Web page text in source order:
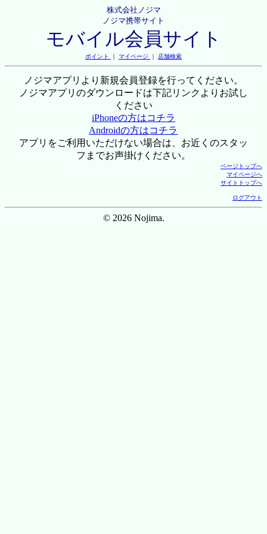
株式会社ノジマ
ノジマ携帯サイト
モバイル会員サイト
ポイント ｜ マイページ ｜ 店舗検索
ノジマアプリより新規会員登録を行ってください。
ノジマアプリのダウンロードは下記リンクよりお試し
ください
iPhoneの方はコチラ
Androidの方はコチラ
アプリをご利用いただけない場合は、お近くのスタッ
フまでお声掛けください。
ページトップへ
マイページへ
サイトトップへ
ログアウト
© 2026 Nojima.